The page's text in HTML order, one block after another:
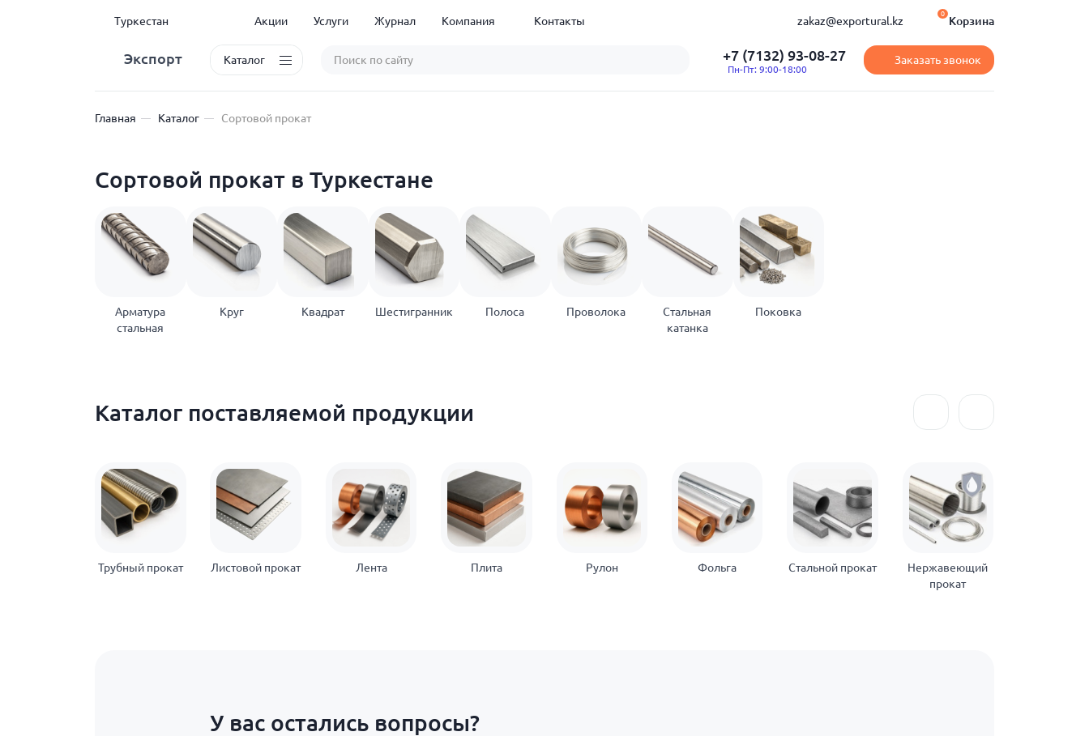
Туркестан Акции Услуги Журнал Компания Контакты zakaz@exportural.kz Корзина
0
Экспорт Каталог +7 (7132) 93-08-27
Пн-Пт: 9:00-18:00
Заказать звонок
Главная Каталог Сортовой прокат
Сортовой прокат в Туркестане
Арматура
стальная
Круг Квадрат Шестигранник Полоса Проволока
Стальная
катанка
Поковка
Каталог поставляемой продукции
Трубный прокат Листовой прокат Лента Плита Рулон Фольга Стальной прокат
Нержавеющий
прокат
У вас остались вопросы?